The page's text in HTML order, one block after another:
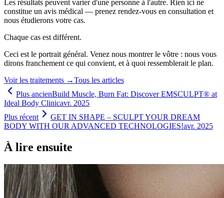
Les résultats peuvent varier d'une personne à l'autre. Rien ici ne
constitue un avis médical — prenez rendez-vous en consultation et
nous étudierons votre cas.
Chaque cas est différent.
Ceci est le portrait général. Venez nous montrer le vôtre : nous vous
dirons franchement ce qui convient, et à quoi ressemblerait le plan.
Voir les traitements →Tous les articles
Plus ancienBuild Muscle, Burn Fat: Discover EMSCULPT® at
Ideal Body Clinicavr. 2025
Plus récent
GET IN SHAPE – SCULPT YOUR DREAM
BODY WITH OUR ADVANCED TECHNOLOGIES!avr. 2025
À lire ensuite